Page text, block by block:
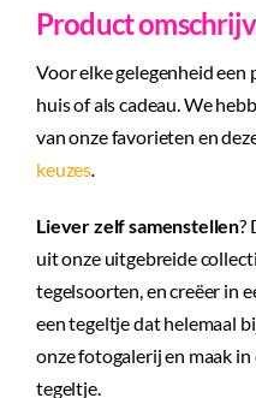
Product
Voor elke gelegenheid
huis of als cadeau. We
van onze favorieten en
keuzes
Liever zelf samenstellen?
uit onze uitgebreide
tegelsoorten, en creëer in
een tegeltje dat helemaal
onze fotogalerij en maak
tegeltje.